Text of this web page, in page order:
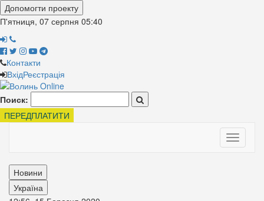
Допомогти проекту
П'ятниця, 07 серпня 05:40
Контакти
ВхідРеєстрація
Поиск:
ПЕРЕДПЛАТИТИ
Toggle
Новини
Україна